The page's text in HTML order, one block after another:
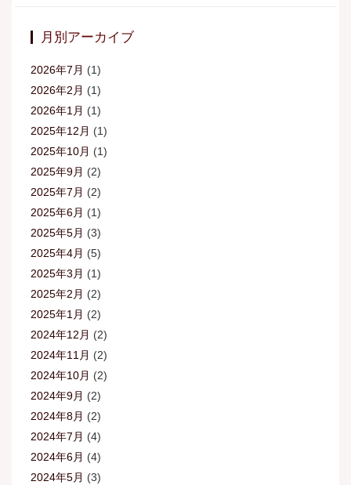
月別アーカイブ
2026年7月 (1)
2026年2月 (1)
2026年1月 (1)
2025年12月 (1)
2025年10月 (1)
2025年9月 (2)
2025年7月 (2)
2025年6月 (1)
2025年5月 (3)
2025年4月 (5)
2025年3月 (1)
2025年2月 (2)
2025年1月 (2)
2024年12月 (2)
2024年11月 (2)
2024年10月 (2)
2024年9月 (2)
2024年8月 (2)
2024年7月 (4)
2024年6月 (4)
2024年5月 (3)